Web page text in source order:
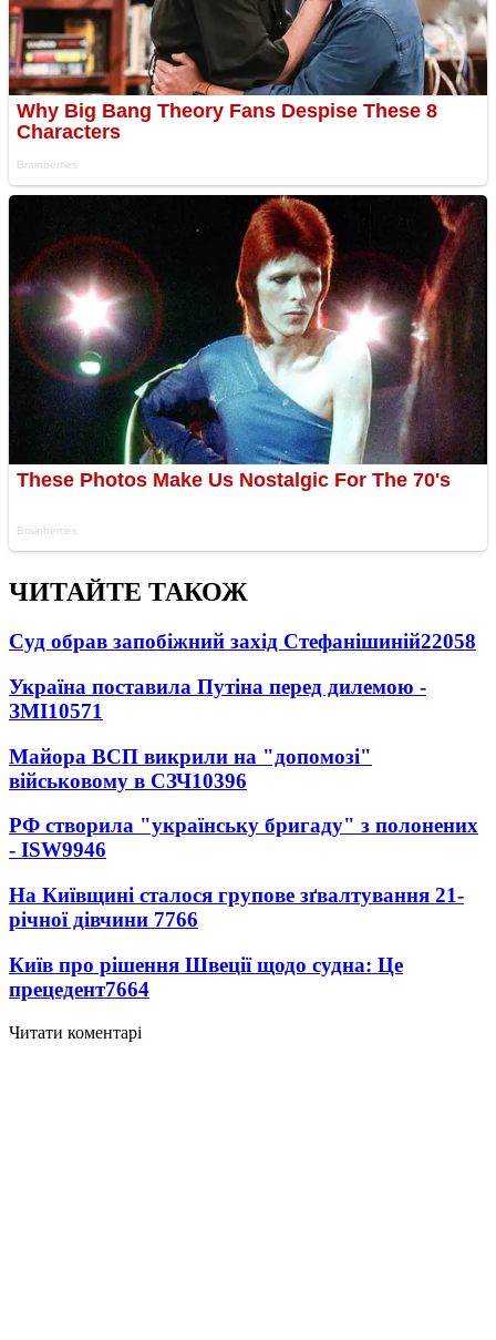
ЧИТАЙТЕ ТАКОЖ
Суд обрав запобіжний захід Стефанішиній22058
Україна поставила Путіна перед дилемою -
ЗМІ10571
Майора ВСП викрили на "допомозі"
військовому в СЗЧ10396
РФ створила "українську бригаду" з полонених
- ISW9946
На Київщині сталося групове зґвалтування 21-
річної дівчини 7766
Київ про рішення Швеції щодо судна: Це
прецедент7664
Читати коментарі